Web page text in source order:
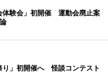
体験会」初開催 運動会廃止案
り」初開催へ 怪談コンテスト